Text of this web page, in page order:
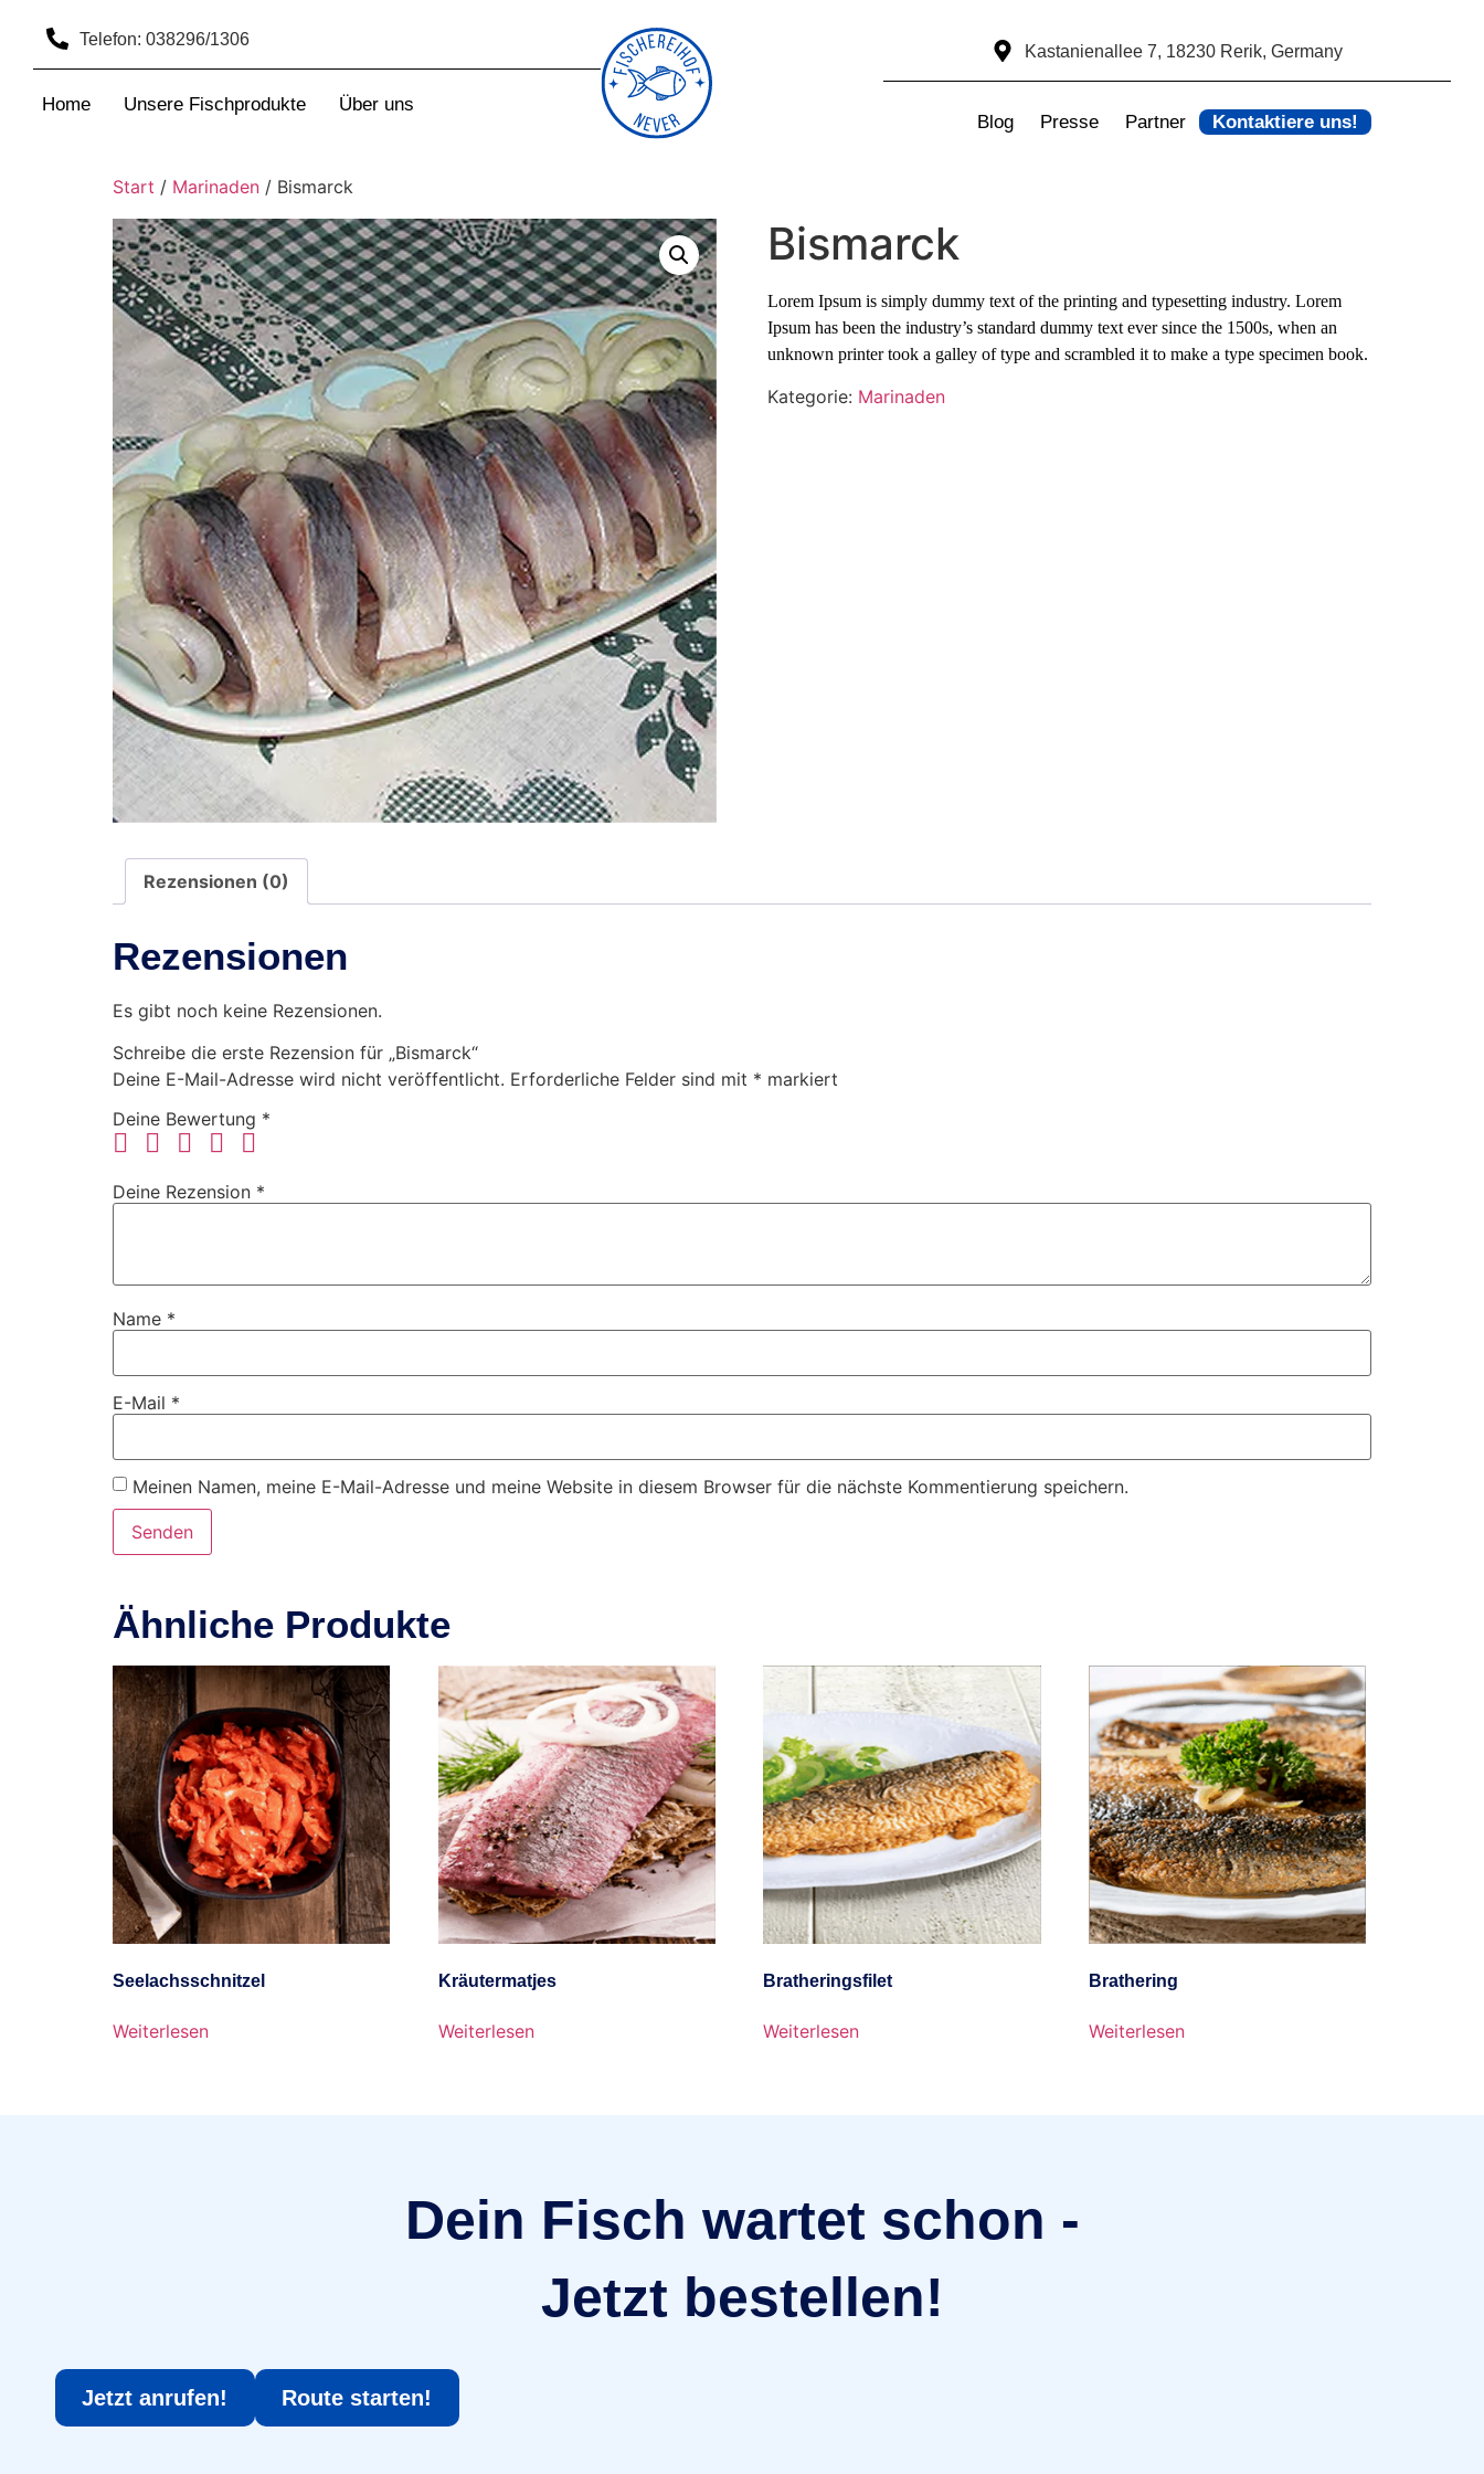
Telefon: 038296/1306
Home Unsere Fischprodukte Über uns
Kastanienallee 7, 18230 Rerik, Germany
Blog Presse Partner Kontaktiere uns!
Start / Marinaden / Bismarck
Bismarck
Lorem Ipsum is simply dummy text of the printing and typesetting industry. Lorem
Ipsum has been the industry’s standard dummy text ever since the 1500s, when an
unknown printer took a galley of type and scrambled it to make a type specimen book.
Kategorie: Marinaden
Rezensionen (0)
Rezensionen
Es gibt noch keine Rezensionen.
Schreibe die erste Rezension für „Bismarck“
Deine E-Mail-Adresse wird nicht veröffentlicht. Erforderliche Felder sind mit * markiert
Deine Bewertung *
Deine Rezension *
Name *
E-Mail *
Meinen Namen, meine E-Mail-Adresse und meine Website in diesem Browser für die nächste Kommentierung speichern.
Ähnliche Produkte
Seelachsschnitzel
Weiterlesen
Kräutermatjes
Weiterlesen
Bratheringsfilet
Weiterlesen
Brathering
Weiterlesen
Dein Fisch wartet schon -
Jetzt bestellen!
Jetzt anrufen! Route starten!